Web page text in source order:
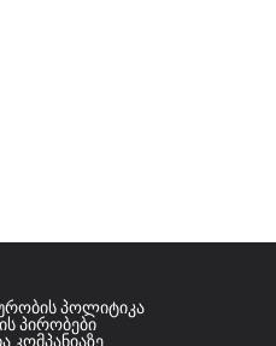
პოლიტიკა
პირობები
კომპანიაზე